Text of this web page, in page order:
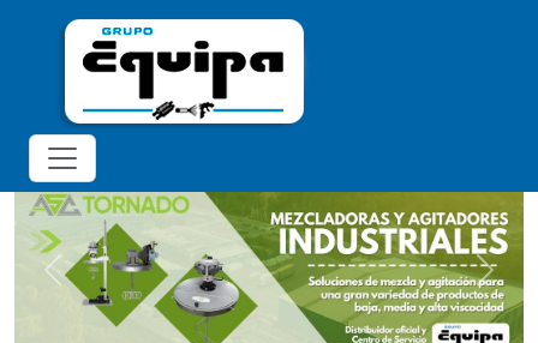
?>?>?>?>
Previous Next